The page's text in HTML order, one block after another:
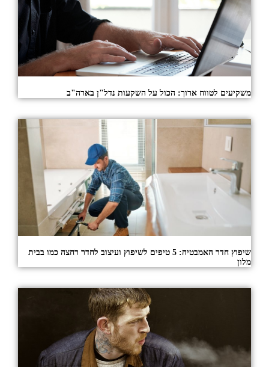
משקיעים לטווח ארוך: הכול על השקעות נדל"ן בארה"ב
שיפוץ חדר האמבטיה: 5 טיפים לשיפוץ ועיצוב לחדר רחצה כמו בבית
מלון